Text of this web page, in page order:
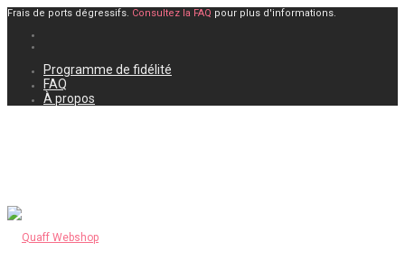
Frais de ports dégressifs. Consultez la FAQ pour plus d'informations.
Programme de fidélité
FAQ
À propos